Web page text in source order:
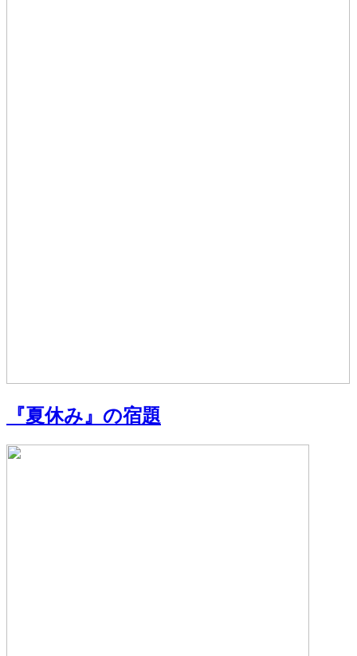
『夏休み』の宿題